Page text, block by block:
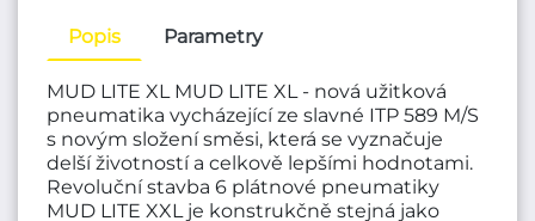
Popis Parametry
MUD LITE XL MUD LITE XL - nová užitková
pneumatika vycházející ze slavné ITP 589 M/S
s novým složení směsi, která se vyznačuje
delší životností a celkově lepšími hodnotami.
Revoluční stavba 6 plátnové pneumatiky
MUD LITE XXL je konstrukčně stejná jako